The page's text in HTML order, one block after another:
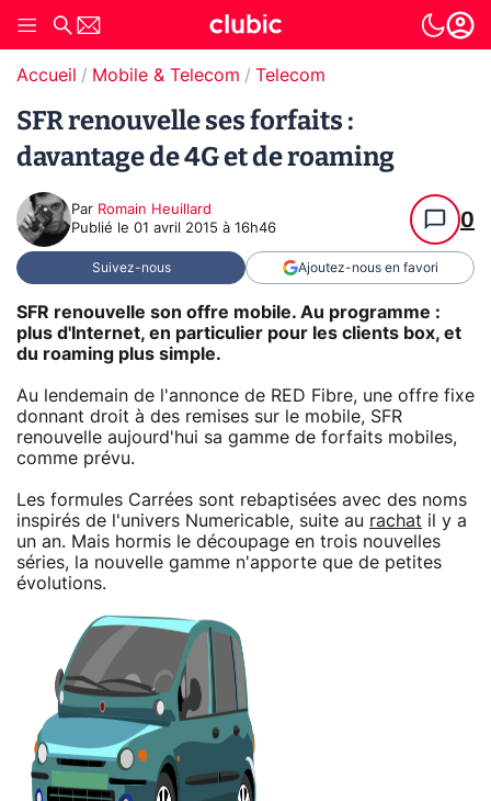
Accueil Mobile & Telecom Telecom
SFR renouvelle ses forfaits :
davantage de 4G et de roaming
Par Romain Heuillard
Publié le 01 avril 2015 à 16h46 0
Suivez-nous Ajoutez-nous en favori
SFR renouvelle son offre mobile. Au programme :
plus d'Internet, en particulier pour les clients box, et
du roaming plus simple.
Au lendemain de l'annonce de RED Fibre, une offre fixe
donnant droit à des remises sur le mobile, SFR
renouvelle aujourd'hui sa gamme de forfaits mobiles,
comme prévu.
Les formules Carrées sont rebaptisées avec des noms
inspirés de l'univers Numericable, suite au rachat il y a
un an. Mais hormis le découpage en trois nouvelles
séries, la nouvelle gamme n'apporte que de petites
évolutions.